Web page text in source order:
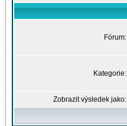
Fórum:
Kategorie:
Zobrazit výsledek jako: